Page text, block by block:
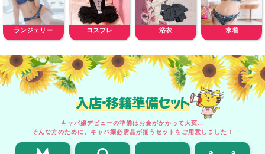
ランジェリー コスプレ 浴衣 水着
入店・移籍準備セット
キャバ嬢デビューの準備はお金がかかって大変...
そんな方のために、キャバ嬢必需品が揃うセットをご用意しました！